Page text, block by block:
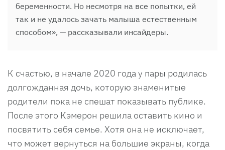
беременности. Но несмотря на все попытки, ей
так и не удалось зачать малыша естественным
способом», — рассказывали инсайдеры.
К счастью, в начале 2020 года у пары родилась
долгожданная дочь, которую знаменитые
родители пока не спешат показывать публике.
После этого Кэмерон решила оставить кино и
посвятить себя семье. Хотя она не исключает,
что может вернуться на большие экраны, когда